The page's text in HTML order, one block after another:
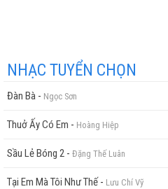
NHẠC TUYỂN CHỌN
Đàn Bà - Ngọc Sơn
Thuở Ấy Có Em - Hoàng Hiệp
Sầu Lẻ Bóng 2 - Đặng Thế Luân
Tại Em Mà Tôi Như Thế- Lưu Chí Vỹ